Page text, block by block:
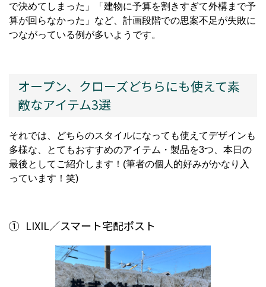
で決めてしまった」「建物に予算を割きすぎて外構まで予
算が回らなかった」など、計画段階での思案不足が失敗に
つながっている例が多いようです。
オープン、クローズどちらにも使えて素
敵なアイテム3選
それでは、どちらのスタイルになっても使えてデザインも
多様な、とてもおすすめのアイテム・製品を3つ、本日の
最後としてご紹介します！ (筆者の個人的好みがかなり入
っています！笑)
① LIXIL／スマート宅配ポスト